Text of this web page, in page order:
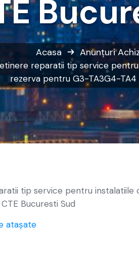
Acasa Anunțuri
reparatii tip service
rezerva pentru G3-TA3G4-TA4
tip service pentru
Bucuresti Sud
atașate